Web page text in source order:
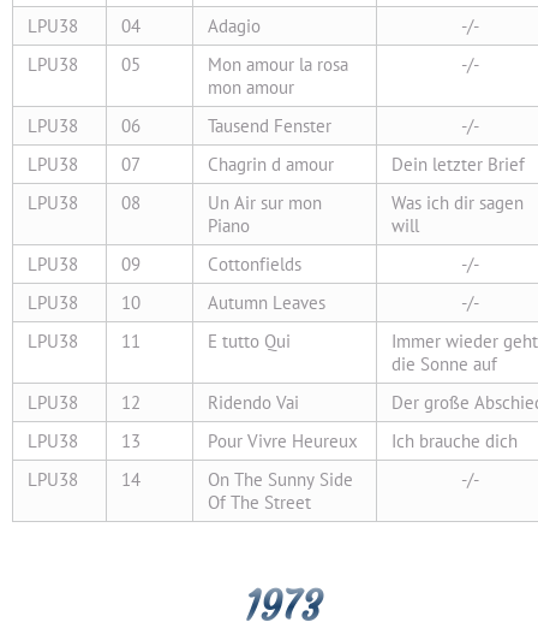
LPU38
04 Adagio
-/-
LPU38
05
Mon amour la rosa
mon amour
-/-
LPU38 06 Tausend Fenster
-/-
LPU38
07 Chagrin d amour
Dein letzter Brief
LPU38
08
Un Air sur mon
Piano
Was ich dir sagen
will
LPU38
09 Cottonfields
-/-
LPU38
10 Autumn Leaves
-/-
LPU38
11 E tutto Qui
Immer wieder geht
die Sonne auf
LPU38
12 Ridendo Vai
Der große
LPU38
13 Pour Vivre Heureux
Ich brauche dich
LPU38
14
On The Sunny Side
Of The Street
-/-
1973